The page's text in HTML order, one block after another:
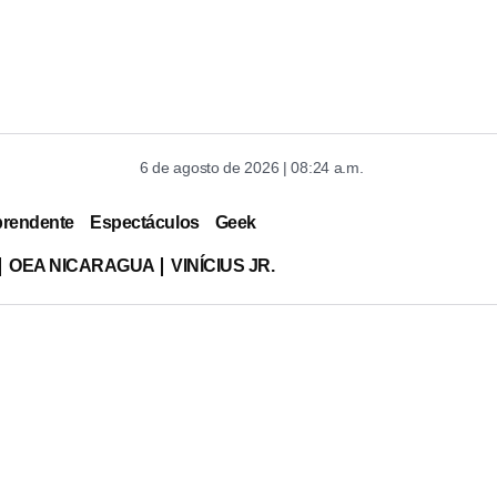
6 de agosto de 2026 | 08:24 a.m.
Espectáculos Geek
OEA NICARAGUA VINÍCIUS JR.